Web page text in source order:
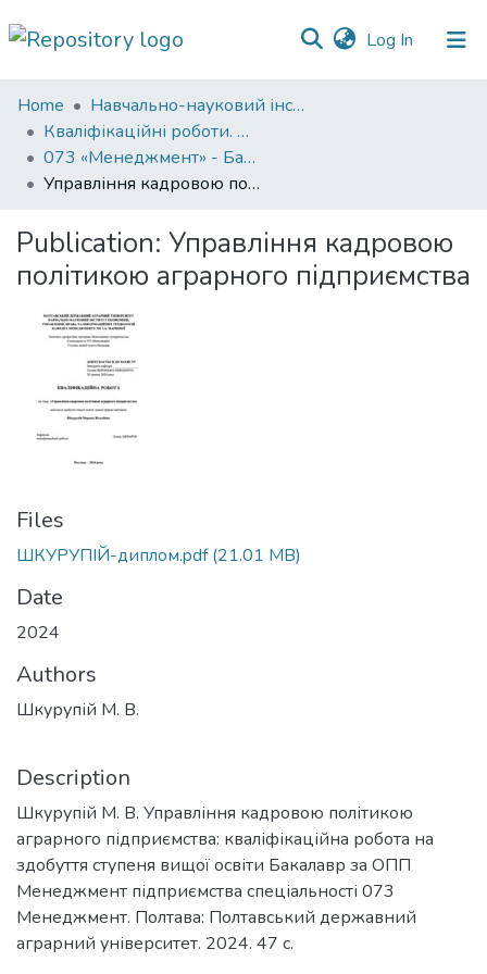
Log In (current)
Communities
&
Collections
All of DSpace
Statistics
Home
Навчально-науковий інститут економіки, управління, права та інформаційних технологій
Кваліфікаційні роботи. ННІ економіки, управління, права та ІТ
073 «Менеджмент» - Бакалаври 2023-2024
Управління кадровою політикою аграрного підприємства
Publication: Управління кадровою
політикою аграрного підприємства
Files
ШКУРУПІЙ-диплом.pdf(21.01 MB)
Date
2024
Authors
Шкурупій М. В.
Description
Шкурупій М. В. Управління кадровою політикою
аграрного підприємства: кваліфікаційна робота на
здобуття ступеня вищої освіти Бакалавр за ОПП
Менеджмент підприємства спеціальності 073
Менеджмент. Полтава: Полтавський державний
аграрний університет. 2024. 47 с.